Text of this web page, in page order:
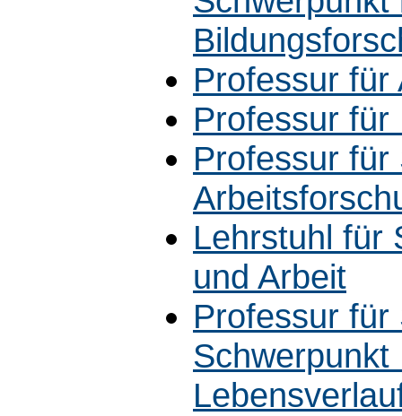
Professur für
Professur
Professur für
Lehrstuhl für
und Arbeit
Professur für
Schwerpunkt